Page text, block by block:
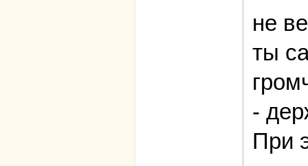
не
ты
-
При